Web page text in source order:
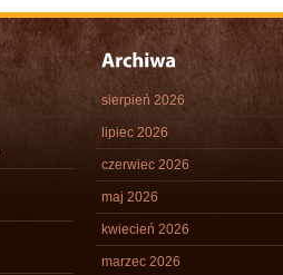
sierpień 2026
lipiec 2026
czerwiec 2026
maj 2026
kwiecień 2026
marzec 2026